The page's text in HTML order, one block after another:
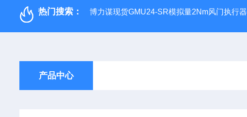
热门搜索： 博力谋现货GMU24-SR模拟量2Nm风门执行器
产品中心